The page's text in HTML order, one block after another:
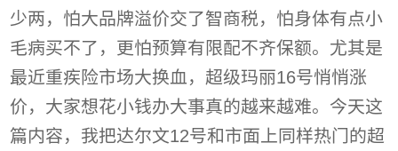
少两，怕大品牌溢价交了智商税，怕身体有点小
毛病买不了，更怕预算有限配不齐保额。尤其是
最近重疾险市场大换血，超级玛丽16号悄悄涨
价，大家想花小钱办大事真的越来越难。今天这
篇内容，我把达尔文12号和市面上同样热门的超